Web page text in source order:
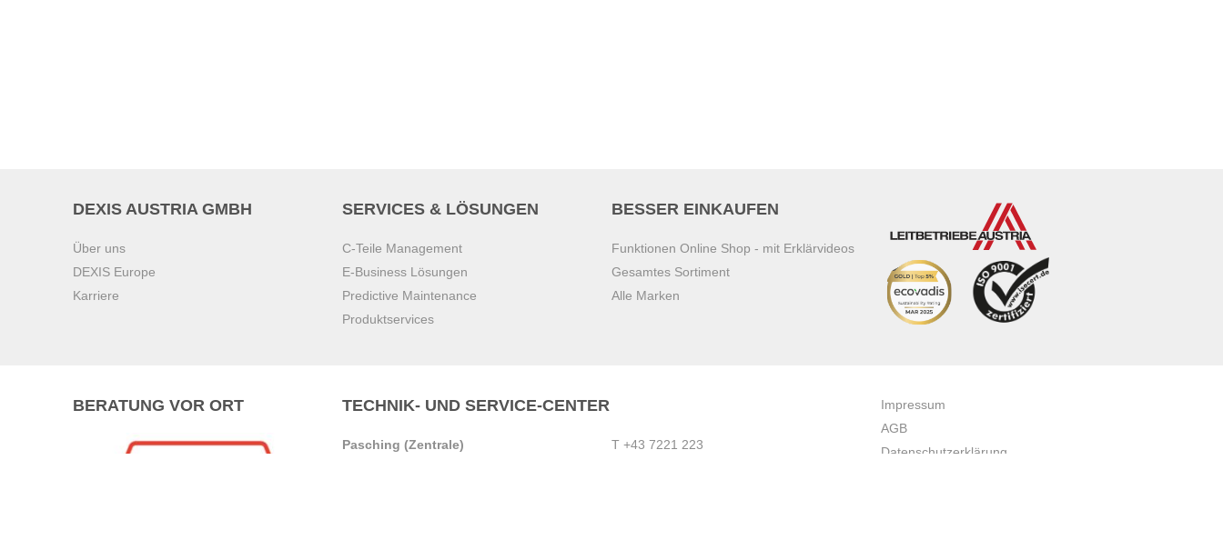
DEXIS AUSTRIA GMBH
Über uns
DEXIS Europe
Karriere
SERVICES & LÖSUNGEN
C-Teile Management
E-Business Lösungen
Predictive Maintenance
Produktservices
BESSER EINKAUFEN
Funktionen Online Shop - mit Erklärvideos
Gesamtes Sortiment
Alle Marken
BERATUNG VOR ORT TECHNIK- UND SERVICE-CENTER
Pasching (Zentrale)
T +43 7221 223
Impressum
AGB
Datenschutzerklärung